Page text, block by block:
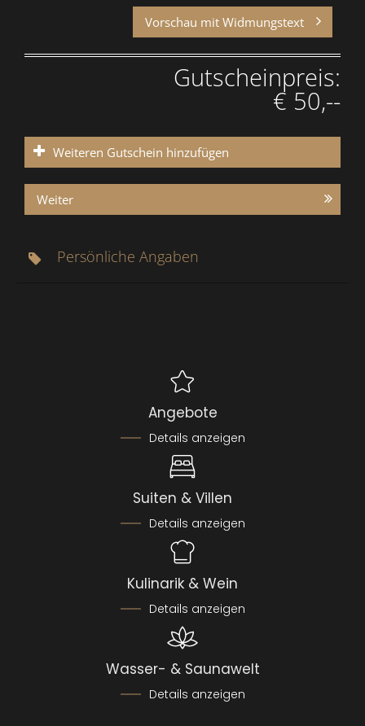
Vorschau mit Widmungstext
Gutscheinpreis:
€ 50,--
Weiteren Gutschein hinzufügen
Weiter
Persönliche Angaben
Angebote
Details anzeigen
Suiten & Villen
Details anzeigen
Kulinarik & Wein
Details anzeigen
Wasser- & Saunawelt
Details anzeigen